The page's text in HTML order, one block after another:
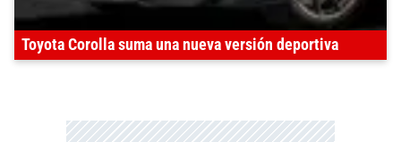
Toyota Corolla suma una nueva versión deportiva